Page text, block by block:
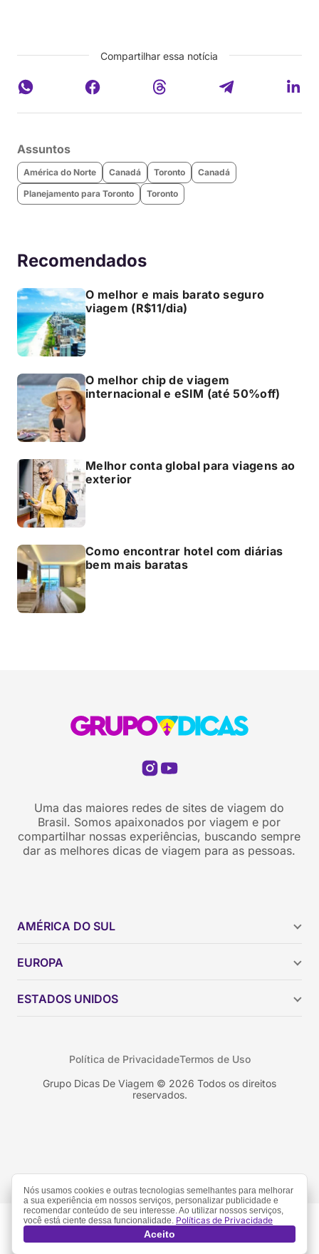
Compartilhar essa notícia
Assuntos
América do Norte Canadá Toronto
Canadá
Planejamento para Toronto
Toronto
Recomendados
O melhor e mais barato seguro
viagem (R$11/dia)
O melhor chip de viagem
internacional e eSIM (até 50%off)
Melhor conta global para viagens ao
exterior
Como encontrar hotel com diárias
bem mais baratas
Uma das maiores redes de sites de viagem do
Brasil. Somos apaixonados por viagem e por
compartilhar nossas experiências, buscando sempre
dar as melhores dicas de viagem para as pessoas.
AMÉRICA DO SUL
Brasil
Colômbia
EUROPA
ESTADOS UNIDOS
Nova York
Grupo Dicas De Viagem © 2026 Todos os direitos
reservados.
Política de PrivacidadeTermos de Uso
Nós usamos cookies e outras tecnologias semelhantes para melhorar
a sua experiência em nossos serviços, personalizar publicidade e
recomendar conteúdo de seu interesse. Ao utilizar nossos serviços,
você está ciente dessa funcionalidade. Políticas de Privacidade
Aceito